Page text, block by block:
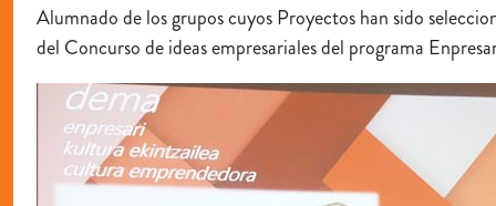
Alumnado de los grupos cuyos Proyectos han sido
del Concurso de ideas empresariales del programa